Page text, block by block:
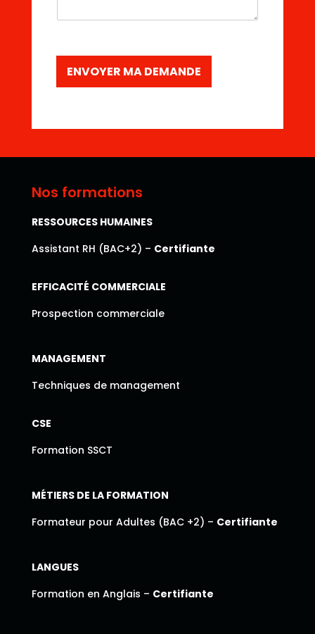
ENVOYER MA DEMANDE
Nos formations
RESSOURCES HUMAINES
Assistant RH (BAC+2) – Certifiante
EFFICACITÉ COMMERCIALE
Prospection commerciale
MANAGEMENT
Techniques de management
CSE
Formation SSCT
MÉTIERS DE LA FORMATION
Formateur pour Adultes (BAC +2) – Certifiante
LANGUES
Formation en Anglais – Certifiante